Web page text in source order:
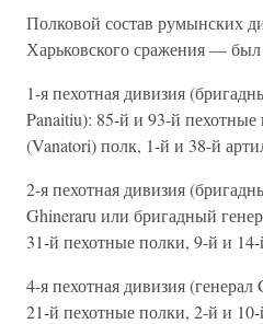
Полковой состав румынских
Харьковского сражения —
1-я пехотная дивизия
Panaitiu): 85-й и 93-й
(Vanatori) полк, 1-й и 38-й
2-я пехотная дивизия
Ghineraru или бригадный
31-й пехотные полки, 9-й и
4-я пехотная дивизия
21-й пехотные полки, 2-й и